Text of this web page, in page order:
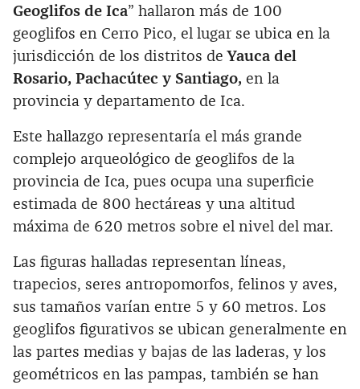
Geoglifos de Ica” hallaron más de 100
geoglifos en Cerro Pico, el lugar se ubica en la
jurisdicción de los distritos de Yauca del
Rosario, Pachacútec y Santiago, en la
provincia y departamento de Ica.
Este hallazgo representaría el más grande
complejo arqueológico de geoglifos de la
provincia de Ica, pues ocupa una superficie
estimada de 800 hectáreas y una altitud
máxima de 620 metros sobre el nivel del mar.
Las figuras halladas representan líneas,
trapecios, seres antropomorfos, felinos y aves,
sus tamaños varían entre 5 y 60 metros. Los
geoglifos figurativos se ubican generalmente en
las partes medias y bajas de las laderas, y los
geométricos en las pampas, también se han